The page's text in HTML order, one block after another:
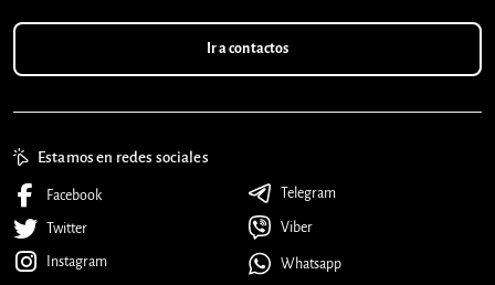
Ir a contactos
Estamos en redes sociales
Facebook
Twitter
Instagram
Telegram
Viber
Whatsapp